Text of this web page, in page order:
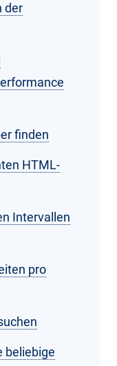
der
finden
HTML-
Intervallen
pro
beliebige